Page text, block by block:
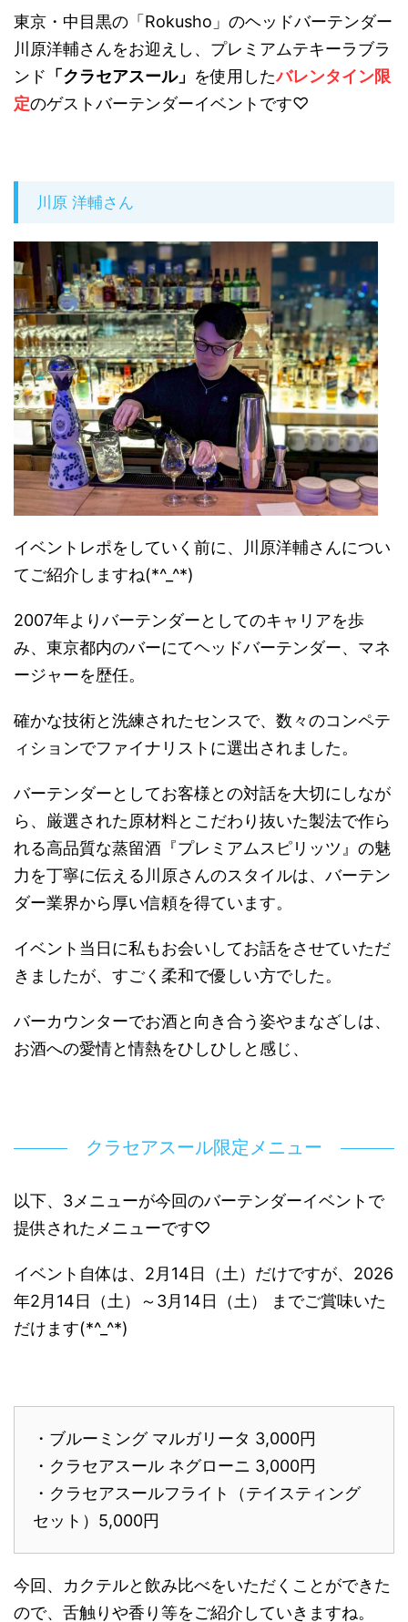
東京・中目黒の「Rokusho」のヘッドバーテンダー
川原洋輔さんをお迎えし、プレミアムテキーラブラ
ンド 「クラセアスール」 を使用したバレンタイン限
定のゲストバーテンダーイベントです♡
川原 洋輔さん
イベントレポをしていく前に、川原洋輔さんについ
てご紹介しますね(*^_^*)
2007年よりバーテンダーとしてのキャリアを歩
み、東京都内のバーにてヘッドバーテンダー、マネ
ージャーを歴任。
確かな技術と洗練されたセンスで、数々のコンペテ
ィションでファイナリストに選出されました。
バーテンダーとしてお客様との対話を大切にしなが
ら、厳選された原材料とこだわり抜いた製法で作ら
れる高品質な蒸留酒『プレミアムスピリッツ』の魅
力を丁寧に伝える川原さんのスタイルは、バーテン
ダー業界から厚い信頼を得ています。
イベント当日に私もお会いしてお話をさせていただ
きましたが、すごく柔和で優しい方でした。
バーカウンターでお酒と向き合う姿やまなざしは、
お酒への愛情と情熱をひしひしと感じ、
クラセアスール限定メニュー
以下、3メニューが今回のバーテンダーイベントで
提供されたメニューです♡
イベント自体は、2月14日（土）だけですが、2026
年2月14日（土）～3月14日（土） までご賞味いた
だけます(*^_^*)
・ブルーミング マルガリータ 3,000円
・クラセアスール ネグローニ 3,000円
・クラセアスールフライト（テイスティング
セット）5,000円
今回、カクテルと飲み比べをいただくことができた
ので、舌触りや香り等をご紹介していきますね。